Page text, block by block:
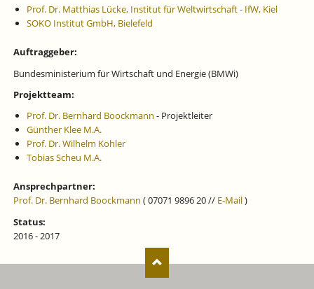
Prof. Dr. Matthias Lücke, Institut für Weltwirtschaft - IfW, Kiel
SOKO Institut GmbH, Bielefeld
Auftraggeber:
Bundesministerium für Wirtschaft und Energie (BMWi)
Projektteam:
Prof. Dr. Bernhard Boockmann - Projektleiter
Günther Klee M.A.
Prof. Dr. Wilhelm Kohler
Tobias Scheu M.A.
Ansprechpartner:
Prof. Dr. Bernhard Boockmann ( 07071 9896 20 // E-Mail)
Status:
2016 - 2017